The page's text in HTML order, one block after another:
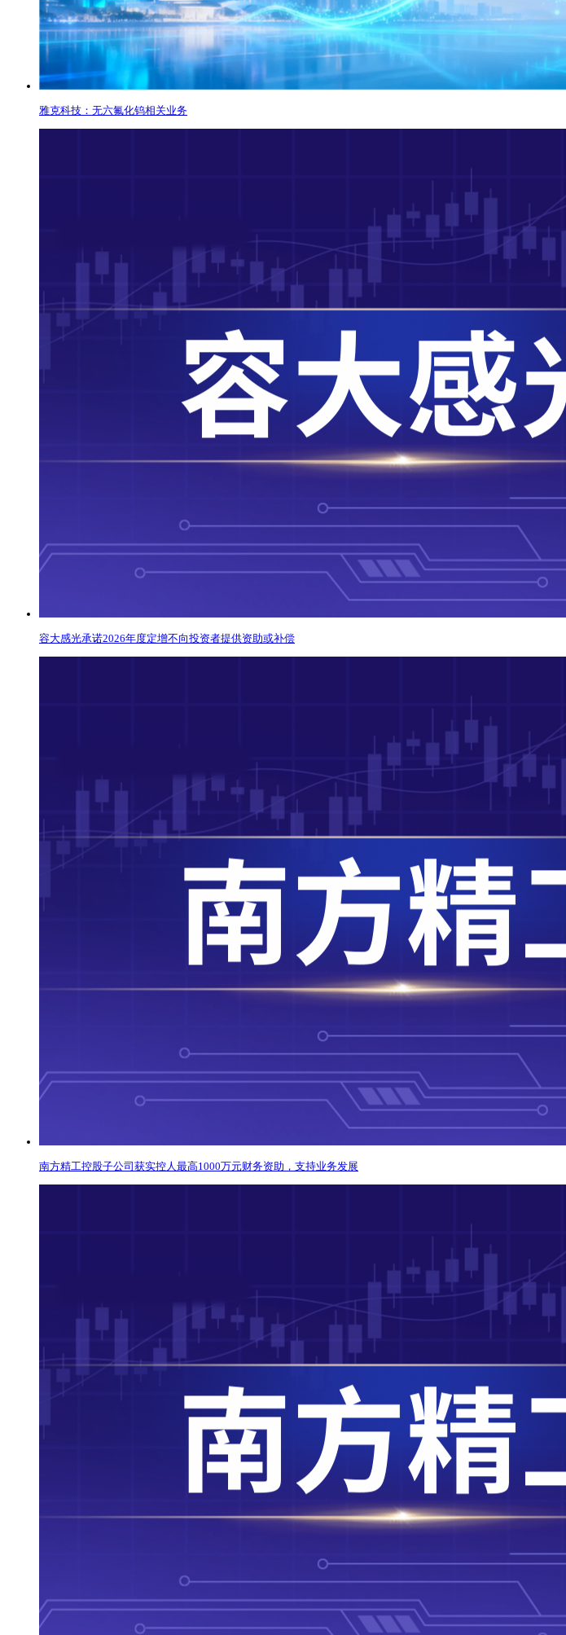
雅克科技：无六氟化钨相关业务
容大感光承诺2026年度定增不向投资者提供资助或补偿
南方精工控股子公司获实控人最高1000万元财务资助，支持业务发展